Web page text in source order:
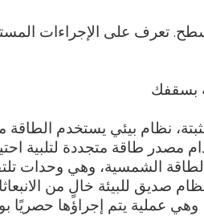
تعرف على الإجراءات
بسقفك
نظام بيئي يستخدم
مصدر طاقة متجددة لتلبية
الشمسية، وهي وحدات
عملية يتم إجراؤها حصريًا